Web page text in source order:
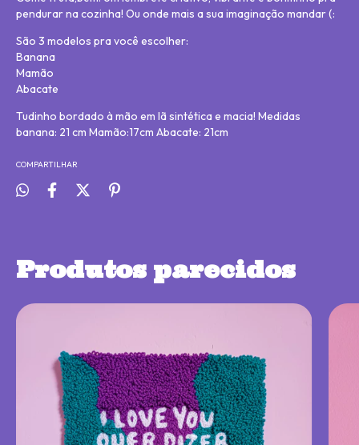
pendurar na cozinha! Ou onde mais a sua imaginação mandar (:
São 3 modelos pra você escolher:
Banana
Mamão
Abacate
Tudinho bordado à mão em lã sintética e macia! Medidas
banana: 21 cm Mamão:17cm Abacate: 21cm
COMPARTILHAR
Produtos parecidos